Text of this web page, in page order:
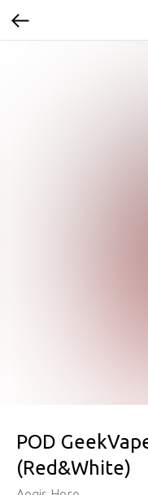
POD
(Red&White)